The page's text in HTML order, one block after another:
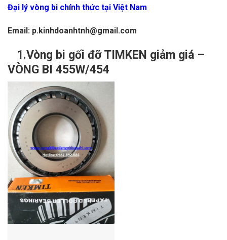
Đại lý vòng bi chính thức tại Việt Nam
Email: p.kinhdoanhtnh@gmail.com
1.Vòng bi gối đỡ TIMKEN giảm giá –
VÒNG BI 455W/454